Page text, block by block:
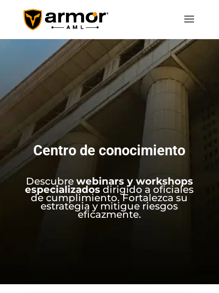
Centro de conocimiento
Descubre webinars y workshops
especializados dirigido a oficiales
de cumplimiento. Fortalezca su
estrategia y mitigue riesgos
eficazmente.